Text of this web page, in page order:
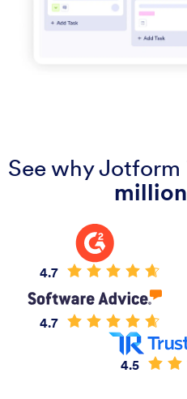
See why
4.7
4.7
4.5